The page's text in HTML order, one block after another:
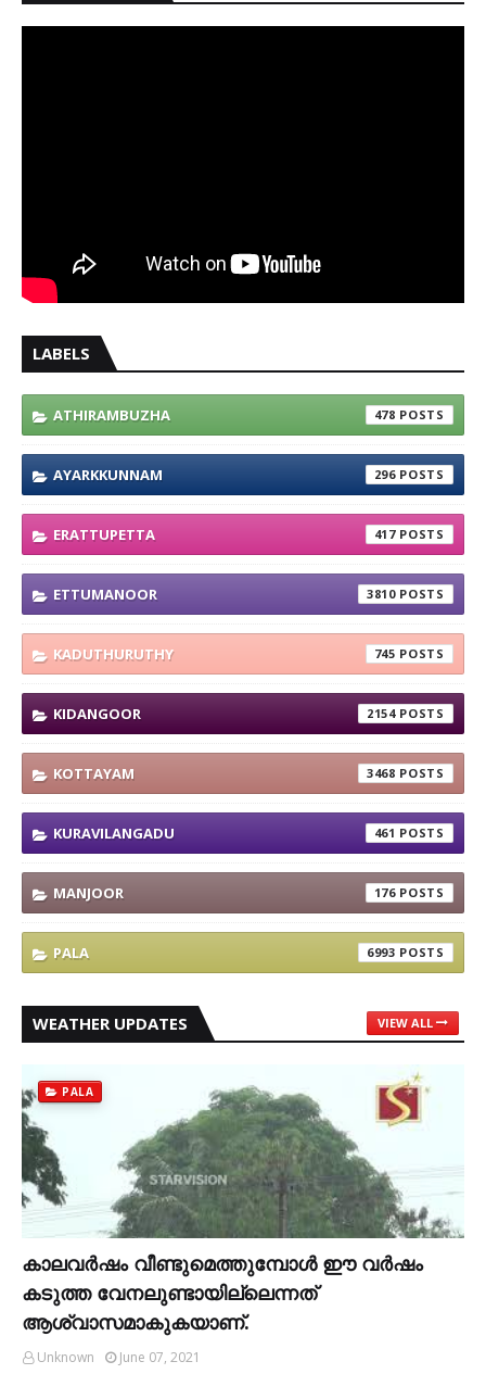
LABELS
ATHIRAMBUZHA 478
AYARKKUNNAM 296
ERATTUPETTA 417
ETTUMANOOR 3810
KADUTHURUTHY 745
KIDANGOOR 2154
KOTTAYAM 3468
KURAVILANGADU 461
MANJOOR 176
PALA 6993
WEATHER UPDATES VIEW ALL
PALA
കാലവര്‍ഷം വീണ്ടുമെത്തുമ്പോള്‍ ഈ വര്‍ഷം
കടുത്ത വേനലുണ്ടായില്ലെന്നത്
ആശ്വാസമാകുകയാണ്.
Unknown
June 07, 2021